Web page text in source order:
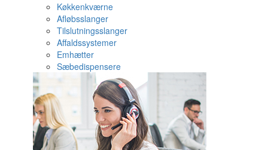
Køkkenkværne
Afløbsslanger
Tilslutningsslanger
Affaldssystemer
Emhætter
Sæbedispensere